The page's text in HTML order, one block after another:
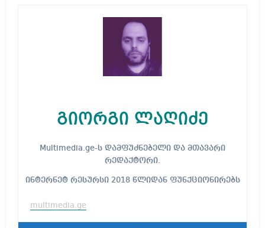
გიორგი ლაღიძე
Multimedia.ge-ს დამფუძნებელი და მთავარი
რედაქტორი.
ინტერნეტ რესურსი 2018 წლიდან ფუნქციონირებს
multimedia.ge